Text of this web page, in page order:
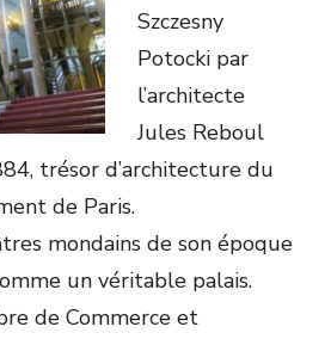
Szczesny
Potocki par
l’architecte
Jules Reboul
trésor d’architecture du
de Paris.
mondains de son époque
un véritable palais.
de Commerce et